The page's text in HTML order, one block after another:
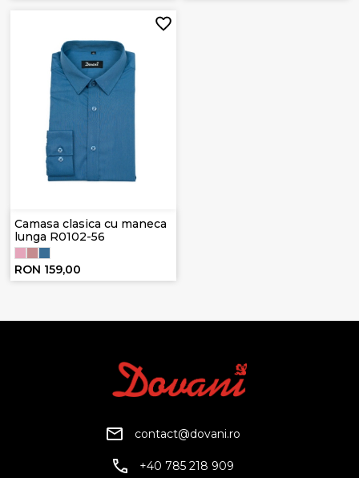
Camasa clasica cu maneca
lunga R0102-56
RON 159,00
contact@dovani.ro
+40 785 218 909